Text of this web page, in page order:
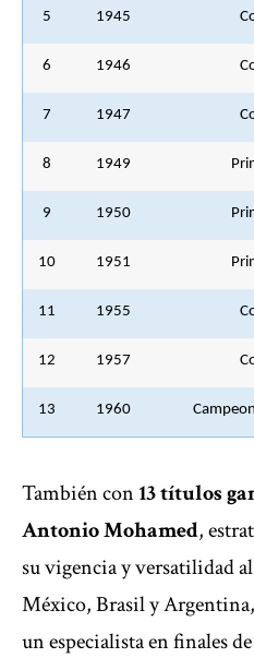
5 1945
6 1946
7 1947
8 1949
9 1950
10 1951
11 1955
12 1957
13 1960
También con13 títulos
Antonio Mohamed,
su vigencia y versatilidad
México, Brasil y
un especialista en finales